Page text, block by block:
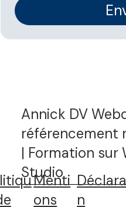
Annick DV
référencement
| Formation sur
Studio
Menti
ons
n